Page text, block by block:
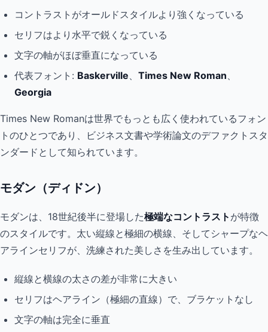
コントラストがオールドスタイルより強くなっている
セリフはより水平で鋭くなっている
文字の軸がほぼ垂直になっている
代表フォント: Baskerville、 Times New Roman、
Georgia
Times New Romanは世界でもっとも広く使われているフォン
トのひとつであり、ビジネス文書や学術論文のデファクトスタ
ンダードとして知られています。
モダン（ディドン）
モダンは、18世紀後半に登場した極端なコントラスト が特徴
のスタイルです。太い縦線と極細の横線、そしてシャープなヘ
アラインセリフが、洗練された美しさを生み出しています。
縦線と横線の太さの差が非常に大きい
セリフはヘアライン（極細の直線）で、ブラケットなし
文字の軸は完全に垂直